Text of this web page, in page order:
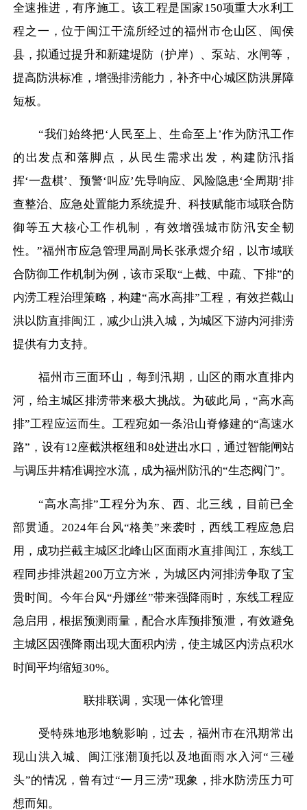
全速推进，有序施工。该工程是国家150项重大水利工
程之一，位于闽江干流所经过的福州市仓山区、闽侯
县，拟通过提升和新建堤防（护岸）、泵站、水闸等，
提高防洪标准，增强排涝能力，补齐中心城区防洪屏障
短板。
“我们始终把‘人民至上、生命至上’作为防汛工作
的出发点和落脚点，从民生需求出发，构建防汛指
挥‘一盘棋’、预警‘叫应’先导响应、风险隐患‘全周期’排
查整治、应急处置能力系统提升、科技赋能市域联合防
御等五大核心工作机制，有效增强城市防汛安全韧
性。”福州市应急管理局副局长张承煜介绍，以市域联
合防御工作机制为例，该市采取“上截、中疏、下排”的
内涝工程治理策略，构建“高水高排”工程，有效拦截山
洪以防直排闽江，减少山洪入城，为城区下游内河排涝
提供有力支持。
福州市三面环山，每到汛期，山区的雨水直排内
河，给主城区排涝带来极大挑战。为破此局， “高水高
排”工程应运而生。工程宛如一条沿山脊修建的“高速水
路”，设有12座截洪枢纽和8处进出水口，通过智能闸站
与调压井精准调控水流，成为福州防汛的“生态阀门”。
“高水高排”工程分为东、西、北三线，目前已全
部贯通。2024年台风“格美”来袭时，西线工程应急启
用，成功拦截主城区北峰山区面雨水直排闽江，东线工
程同步排洪超200万立方米，为城区内河排涝争取了宝
贵时间。今年台风“丹娜丝”带来强降雨时，东线工程应
急启用，根据预测雨量，配合水库预排预泄，有效避免
主城区因强降雨出现大面积内涝，使主城区内涝点积水
时间平均缩短30%。
联排联调，实现一体化管理
受特殊地形地貌影响，过去，福州市在汛期常出
现山洪入城、闽江涨潮顶托以及地面雨水入河“三碰
头”的情况，曾有过“一月三涝”现象，排水防涝压力可
想而知。